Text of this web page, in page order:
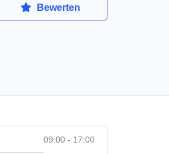
Bewerten
09:00 - 17:00